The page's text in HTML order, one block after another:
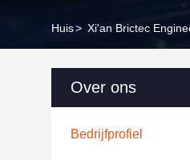
Huis> Xi'an Brictec
Over ons
Bedrijfprofiel